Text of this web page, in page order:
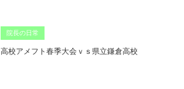
院長の日常
高校アメフト春季大会ｖｓ県立鎌倉高校